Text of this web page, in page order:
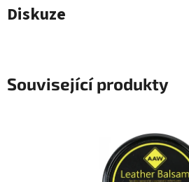
Diskuze
Související produkty